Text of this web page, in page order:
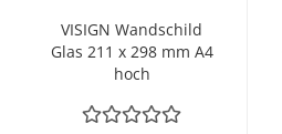
VI­SIGN Wand­schild
Glas 211 x 298 mm A4
hoch